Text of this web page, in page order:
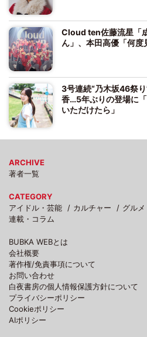
Cloud ten佐藤流星「
ん」、本田高優「何度
3号連続“乃木坂46祭
香…5年ぶりの登場に
いただけたら」
ARCHIVE
著者一覧
CATEGORY
アイドル・芸能
カルチャー グルメ
連載・コラム
BUBKA WEBとは
会社概要
著作権/免責事項について
お問い合わせ
白夜書房の個人情報保護方針について
プライバシーポリシー
Cookieポリシー
AIポリシー